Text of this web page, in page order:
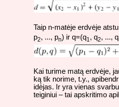
Taip n-matėje erdvėje
p2, ..., pn) ir q=(q1 , q2, ..., q
Kai turime matą erdvėje,
ką tik norime, t.y.,
idėjas. Ir yra vienas
teiginiui – tai apskritimo